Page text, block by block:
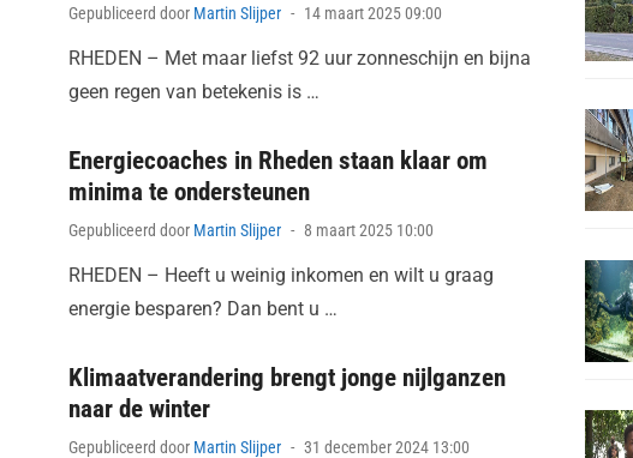
Gepubliceerd door Martin Slijper
Posted
14 maart 2025 09:00
RHEDEN – Met maar liefst 92 uur zonneschijn en bijna
geen regen van betekenis is …
Energiecoaches in Rheden staan klaar om
minima te ondersteunen
Gepubliceerd door Martin Slijper
Posted
8 maart 2025 10:00
RHEDEN – Heeft u weinig inkomen en wilt u graag
energie besparen? Dan bent u …
Klimaatverandering brengt jonge nijlganzen
naar de winter
Gepubliceerd door Martin Slijper
Posted
31 december 2024 13:00